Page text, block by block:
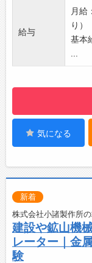
・在
・シ
・そ
・
・在
【
商業
消費
る
【や
「美
を直
給与
月給
り）
基本
...
気になる
新着
株式会社小諸製作所
建設や鉱山機
レーター｜金
験